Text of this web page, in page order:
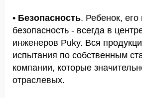
• Безопасность. Ребенок,
безопасность - всегда в
инженеров Puky. Вся
испытания по собственным
компании, которые
отраслевых.